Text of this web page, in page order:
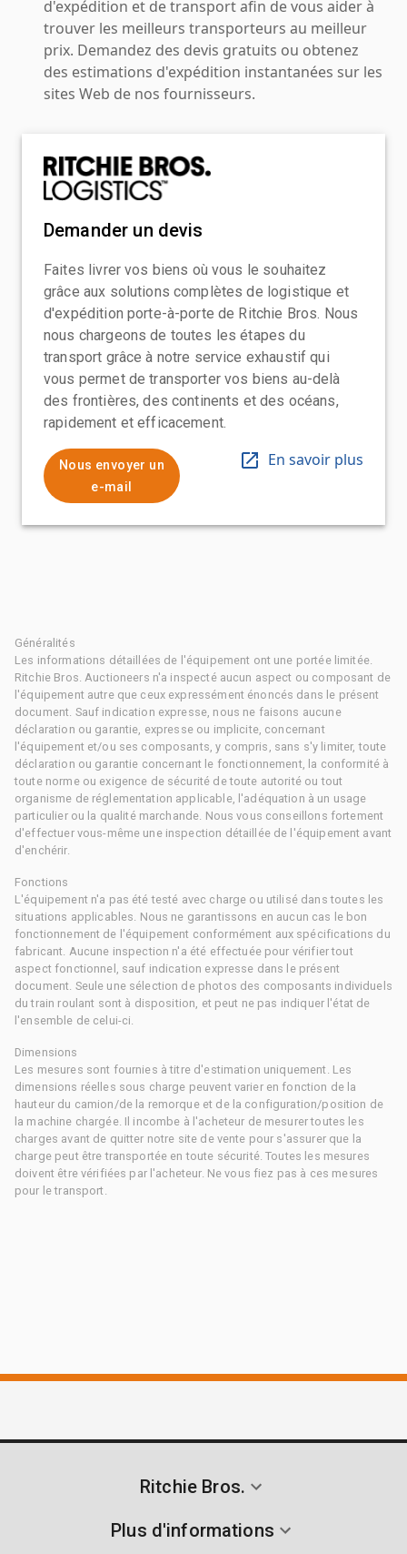
d'expédition et de transport afin de vous aider à
trouver les meilleurs transporteurs au meilleur
prix. Demandez des devis gratuits ou obtenez
des estimations d'expédition instantanées sur les
sites Web de nos fournisseurs.
Demander un devis
Faites livrer vos biens où vous le souhaitez
grâce aux solutions complètes de logistique et
d'expédition porte-à-porte de Ritchie Bros. Nous
nous chargeons de toutes les étapes du
transport grâce à notre service exhaustif qui
vous permet de transporter vos biens au-delà
des frontières, des continents et des océans,
rapidement et efficacement.
Nous envoyer un
e-mail
En savoir plus
Généralités
Les informations détaillées de l'équipement ont une portée limitée.
Ritchie Bros. Auctioneers n'a inspecté aucun aspect ou composant de
l'équipement autre que ceux expressément énoncés dans le présent
document. Sauf indication expresse, nous ne faisons aucune
déclaration ou garantie, expresse ou implicite, concernant
l'équipement et/ou ses composants, y compris, sans s'y limiter, toute
déclaration ou garantie concernant le fonctionnement, la conformité à
toute norme ou exigence de sécurité de toute autorité ou tout
organisme de réglementation applicable, l'adéquation à un usage
particulier ou la qualité marchande. Nous vous conseillons fortement
d'effectuer vous-même une inspection détaillée de l'équipement avant
d'enchérir.
Fonctions
L'équipement n'a pas été testé avec charge ou utilisé dans toutes les
situations applicables. Nous ne garantissons en aucun cas le bon
fonctionnement de l'équipement conformément aux spécifications du
fabricant. Aucune inspection n'a été effectuée pour vérifier tout
aspect fonctionnel, sauf indication expresse dans le présent
document. Seule une sélection de photos des composants individuels
du train roulant sont à disposition, et peut ne pas indiquer l'état de
l'ensemble de celui-ci.
Dimensions
Les mesures sont fournies à titre d'estimation uniquement. Les
dimensions réelles sous charge peuvent varier en fonction de la
hauteur du camion/de la remorque et de la configuration/position de
la machine chargée. Il incombe à l'acheteur de mesurer toutes les
charges avant de quitter notre site de vente pour s'assurer que la
charge peut être transportée en toute sécurité. Toutes les mesures
doivent être vérifiées par l'acheteur. Ne vous fiez pas à ces mesures
pour le transport.
Ritchie Bros.
Plus d'informations